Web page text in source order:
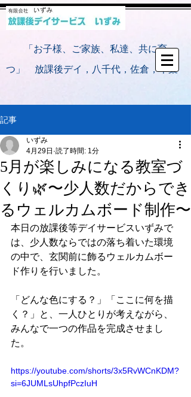
「お子様、ご家族、私達、共に育
つ」 放課後デイ，八千代，佐倉，千葉
記事
5月が楽しみになる教室づ
くり🌿〜少人数だからでき
るウェルカムボード制作〜
いずみ
4月29日 読了時間: 1分
本日の放課後等デイサービスいずみで
は、少人数ならではの落ち着いた環境
の中で、玄関前に飾るウェルカムボー
ド作りを行いました。
「どんな色にする？」「ここに何を描
く？」と、一人ひとりが考えながら、
みんなで一つの作品を完成させまし
た。
https://youtube.com/shorts/3x5RvWCnKDM?
si=6JUMLsUhpfPczIuH